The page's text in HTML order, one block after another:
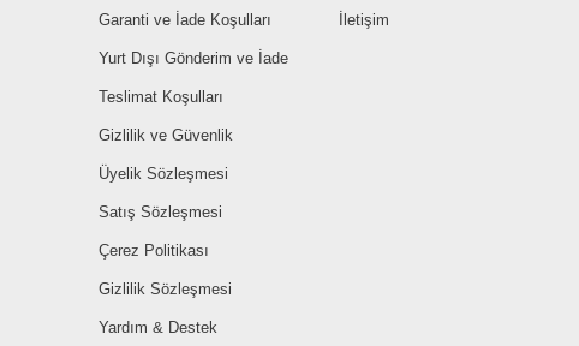
Garanti ve İade Koşulları
Yurt Dışı Gönderim ve İade
Teslimat Koşulları
Gizlilik ve Güvenlik
Üyelik Sözleşmesi
Satış Sözleşmesi
Çerez Politikası
Gizlilik Sözleşmesi
Yardım & Destek
İletişim